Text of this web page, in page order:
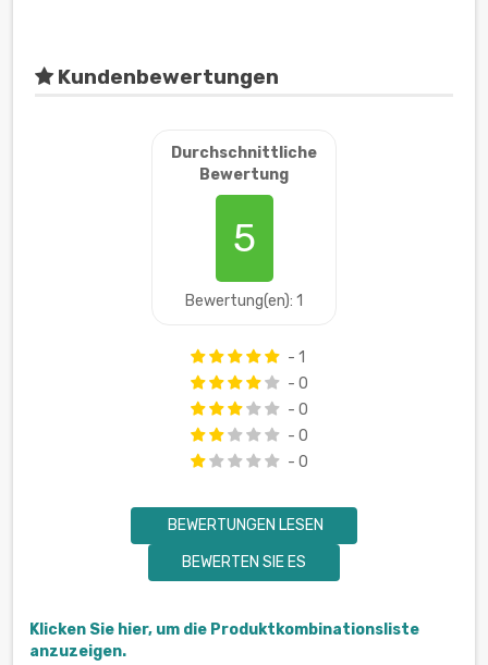
Kundenbewertungen
Durchschnittliche
Bewertung
5
Bewertung(en): 1
- 1
- 0
- 0
- 0
- 0
BEWERTUNGEN LESEN
BEWERTEN SIE ES
Klicken Sie hier, um die Produktkombinationsliste
anzuzeigen.